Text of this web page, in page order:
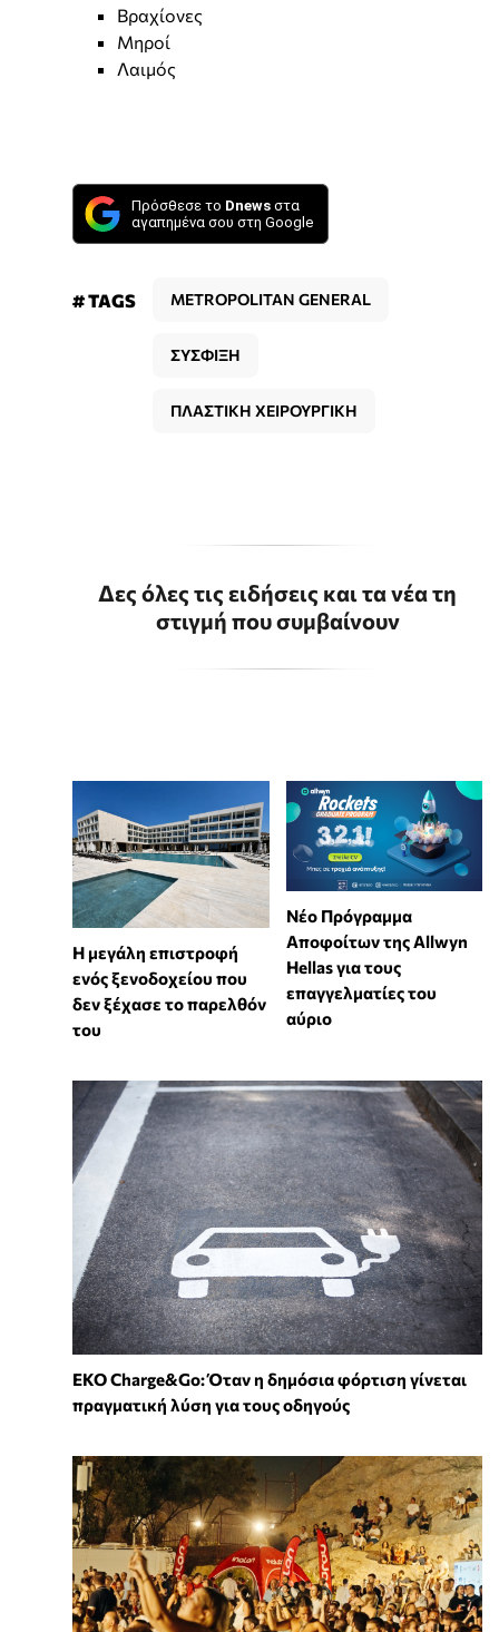
Βραχίονες
Μηροί
Λαιμός
Πρόσθεσε το Dnews στα
αγαπημένα σου στη Google
# TAGS METROPOLITAN GENERAL
ΣΥΣΦΙΞΗ
ΠΛΑΣΤΙΚΗ ΧΕΙΡΟΥΡΓΙΚΗ
Δες όλες τις ειδήσεις και τα νέα τη
στιγμή που συμβαίνουν
Η μεγάλη επιστροφή
ενός ξενοδοχείου που
δεν ξέχασε το παρελθόν
του
Νέο Πρόγραμμα
Αποφοίτων της Allwyn
Hellas για τους
επαγγελματίες του
αύριο
EKO Charge&Go: Όταν η δημόσια φόρτιση γίνεται
πραγματική λύση για τους οδηγούς